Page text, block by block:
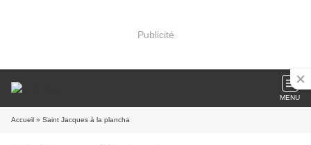
Publicité
MENU
Accueil » Saint Jacques à la plancha